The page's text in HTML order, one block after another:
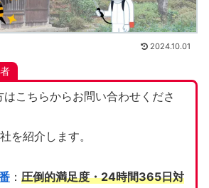
2024.10.01
こちらからお問い合わせくださ
を紹介します。
： 圧倒的満足度・24時間365日対